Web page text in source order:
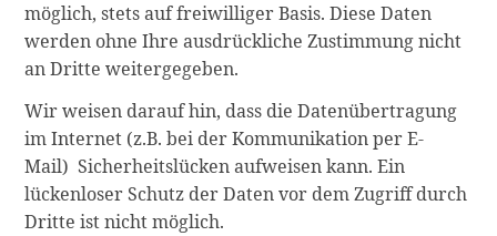
möglich, stets auf freiwilliger Basis. Diese Daten
werden ohne Ihre ausdrückliche Zustimmung nicht
an Dritte weitergegeben.
Wir weisen darauf hin, dass die Datenübertragung
im Internet (z.B. bei der Kommunikation per E-
Mail) Sicherheitslücken aufweisen kann. Ein
lückenloser Schutz der Daten vor dem Zugriff durch
Dritte ist nicht möglich.